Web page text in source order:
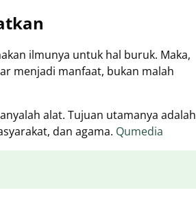
ilmunya untuk hal buruk. Maka,
menjadi manfaat, bukan malah
alat. Tujuan utamanya adalah
dan agama. Qumedia